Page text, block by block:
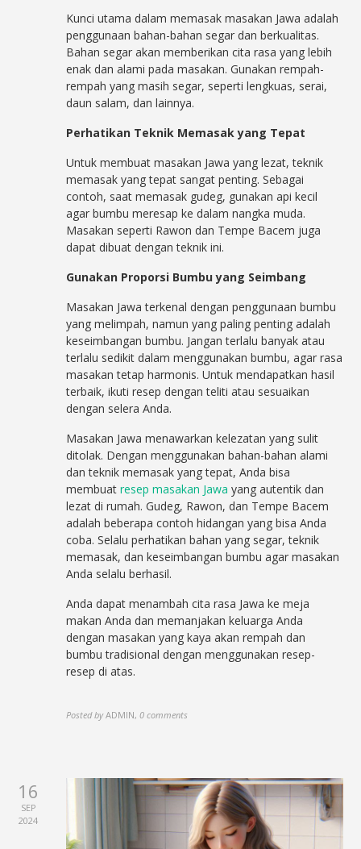
Kunci utama dalam memasak masakan Jawa adalah
penggunaan bahan-bahan segar dan berkualitas.
Bahan segar akan memberikan cita rasa yang lebih
enak dan alami pada masakan. Gunakan rempah-
rempah yang masih segar, seperti lengkuas, serai,
daun salam, dan lainnya.
Perhatikan Teknik Memasak yang Tepat
Untuk membuat masakan Jawa yang lezat, teknik
memasak yang tepat sangat penting. Sebagai
contoh, saat memasak gudeg, gunakan api kecil
agar bumbu meresap ke dalam nangka muda.
Masakan seperti Rawon dan Tempe Bacem juga
dapat dibuat dengan teknik ini.
Gunakan Proporsi Bumbu yang Seimbang
Masakan Jawa terkenal dengan penggunaan bumbu
yang melimpah, namun yang paling penting adalah
keseimbangan bumbu. Jangan terlalu banyak atau
terlalu sedikit dalam menggunakan bumbu, agar rasa
masakan tetap harmonis. Untuk mendapatkan hasil
terbaik, ikuti resep dengan teliti atau sesuaikan
dengan selera Anda.
Masakan Jawa menawarkan kelezatan yang sulit
ditolak. Dengan menggunakan bahan-bahan alami
dan teknik memasak yang tepat, Anda bisa
membuatresep masakan Jawa yang autentik dan
lezat di rumah. Gudeg, Rawon, dan Tempe Bacem
adalah beberapa contoh hidangan yang bisa Anda
coba. Selalu perhatikan bahan yang segar, teknik
memasak, dan keseimbangan bumbu agar masakan
Anda selalu berhasil.
Anda dapat menambah cita rasa Jawa ke meja
makan Anda dan memanjakan keluarga Anda
dengan masakan yang kaya akan rempah dan
bumbu tradisional dengan menggunakan resep-
resep di atas.
Posted by ADMIN,0 comments
16
SEP
2024